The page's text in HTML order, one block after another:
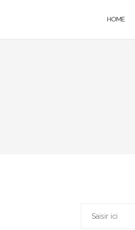
HOME
Rechercher :